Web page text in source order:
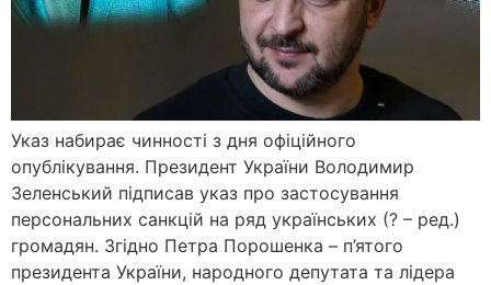
Указ набирає чинності з дня офіційного
опублікування. Президент України Володимир
Зеленський підписав указ про застосування
персональних санкцій на ряд українських (? – ред.)
громадян. Згідно Петра Порошенка – п’ятого
президента України, народного депутата та лідера